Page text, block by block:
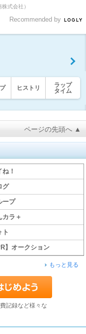
式会社）
Recommended by
ヒストリ
ラップ
タイム
ページの先頭へ ▲
ね！
グ
ープ
カラ＋
ト
】オークション
もっと見る
記録など様々な